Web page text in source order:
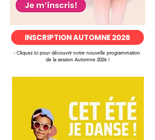
INSCRIPTION AUTOMNE 2026
- Cliquez ici pour découvrir notre nouvelle programmation
de la session Automne 2026 !